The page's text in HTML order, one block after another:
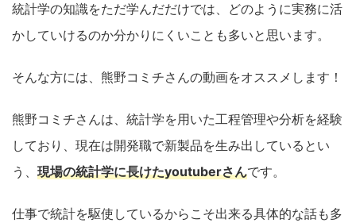
統計学の知識をただ学んだだけでは、どのように実務に活
かしていけるのか分かりにくいことも多いと思います。
そんな方には、熊野コミチさんの動画をオススメします！
熊野コミチさんは、統計学を用いた工程管理や分析を経験
しており、現在は開発職で新製品を生み出しているとい
う、 現場の統計学に長けたyoutuberさんです。
仕事で統計を駆使しているからこそ出来る具体的な話も多